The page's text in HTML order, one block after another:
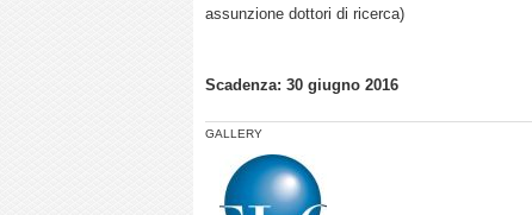
assunzione dottori di ricerca)
Scadenza: 30 giugno 2016
GALLERY